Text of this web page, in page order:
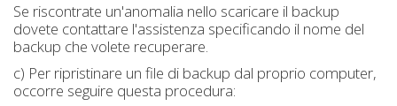
Se riscontrate un'anomalia nello scaricare il backup
dovete contattare l'assistenza specificando il nome del
backup che volete recuperare.
c) Per ripristinare un file di backup dal proprio computer,
occorre seguire questa procedura: